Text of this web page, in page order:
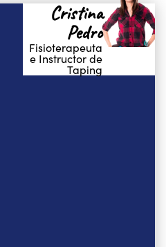
Cristina
Pedro
Fisioterapeuta
e Instructor de
Taping